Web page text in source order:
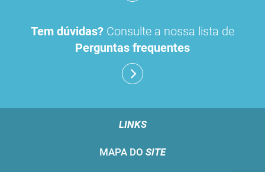
Tem dúvidas? Consulte a nossa lista de
Perguntas frequentes
LINKS
MAPA DO SITE